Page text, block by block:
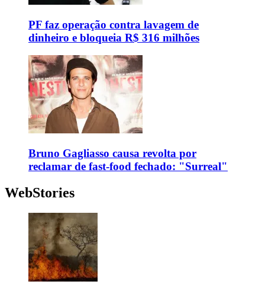
PF faz operação contra lavagem de
dinheiro e bloqueia R$ 316 milhões
Bruno Gagliasso causa revolta por
reclamar de fast-food fechado: "Surreal"
WebStories